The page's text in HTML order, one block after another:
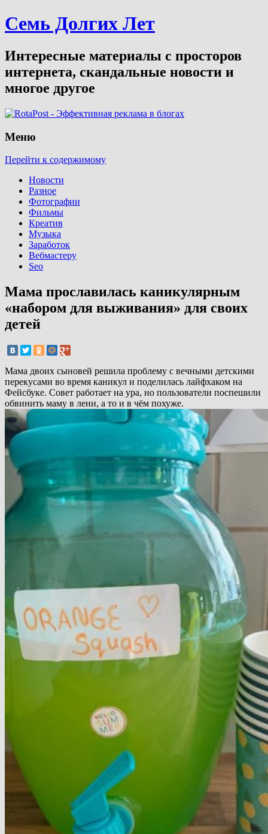
Семь Долгих Лет
Интересные материалы с просторов
интернета, скандальные новости и
многое другое
Меню
Перейти к содержимому
Новости
Разное
Фотографии
Фильмы
Креатив
Музыка
Заработок
Вебмастеру
Seo
Мама прославилась каникулярным
«набором для выживания» для своих
детей
Мама двоих сыновей решила проблему с вечными детскими
перекусами во время каникул и поделилась лайфхаком на
Фейсбуке. Совет работает на ура, но пользователи поспешили
обвинить маму в лени, а то и в чём похуже.